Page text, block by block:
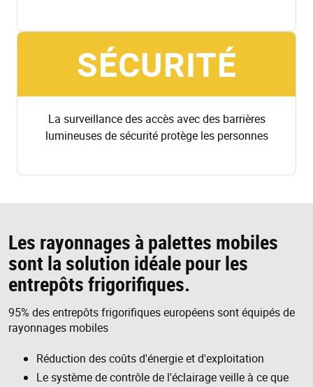
SÉCURITÉ
La surveillance des accès avec des barrières
lumineuses de sécurité protège les personnes
Les rayonnages à palettes mobiles
sont la solution idéale pour les
entrepôts frigorifiques.
95% des entrepôts frigorifiques européens sont équipés de
rayonnages mobiles
Réduction des coûts d'énergie et d'exploitation
Le système de contrôle de l'éclairage veille à ce que